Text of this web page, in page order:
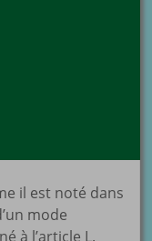
il est noté dans
mode
à l’article L.